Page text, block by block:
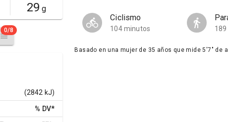
29 g
0/8
(2842 kJ)
% DV*
Ciclismo
104 minutos
Basado en una mujer de 35 años que mide 5'7" de